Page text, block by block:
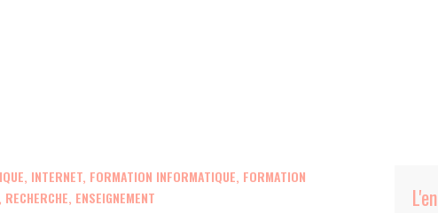
INTERNET, FORMATION INFORMATIQUE, FORMATION
ENSEIGNEMENT